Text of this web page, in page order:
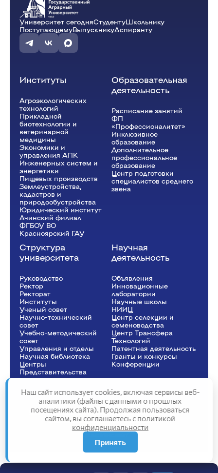
Университет сегодняСтудентуШкольнику
ПоступающемуВыпускникуАспиранту
Институты
Агроэкологических
технологий
Прикладной
биотехнологии и
ветеринарной
медицины
Экономики и
управления АПК
Инженерных систем и
энергетики
Пищевых производств
Землеустройства,
кадастров и
природообустройства
Юридический институт
Ачинский филиал
ФГБОУ ВО
Красноярский ГАУ
Образовательная
деятельность
Расписание занятий
ФП
«Профессионалитет»
Инклюзивное
образование
Дополнительное
профессиональное
образование
Центр подготовки
специалистов среднего
звена
Структура
университета
Руководство
Ректор
Рeкторат
Институты
Ученый совет
Научно-технический
совет
Учебно-методический
совет
Управления и отделы
Научная библиотека
Центры
Представительства
Научная
деятельность
Объявления
Инновационные
лаборатории
Научные школы
НИИЦ
Центр селекции и
семеноводства
Центр Трансфера
Технологий
Патентная деятельность
Гранты и конкурсы
Конференции
Сведения об образовательной организации
Политика конфиденциальности
Структура сайта
2025
Наш сайт использует cookies, включая сервисы веб-
аналитики (файлы с данными о прошлых
посещениях сайта). Продолжая пользоваться
сайтом, вы соглашаетесь с политикой
конфиденциальности
Принять